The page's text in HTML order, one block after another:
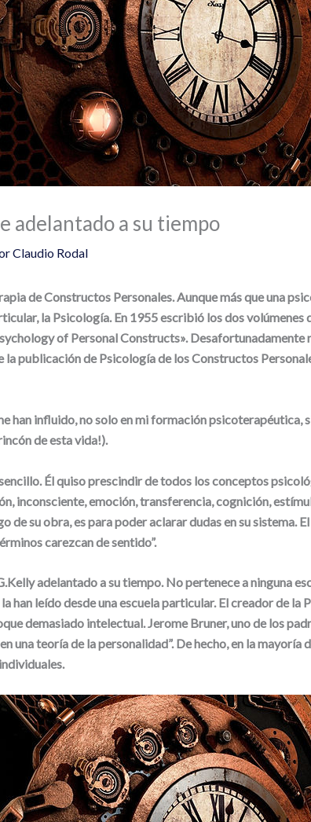
adelantado a su tiempo
Claudio Rodal
de Constructos Personales. Aunque más que una
la Psicología. En 1955 escribió los dos volúmenes
of Personal Constructs». Desafortunadamente
la publicación de Psicología de los Constructos
han influido, no solo en mi formación psicoterapéutica,
de esta vida!).
Él quiso prescindir de todos los conceptos
inconsciente, emoción, transferencia, cognición,
de su obra, es para poder aclarar dudas en su sistema.
carezcan de sentido”.
adelantado a su tiempo. No pertenece a ninguna
han leído desde una escuela particular. El creador de
demasiado intelectual. Jerome Bruner, uno de los
una teoría de la personalidad”. De hecho, en la mayoría